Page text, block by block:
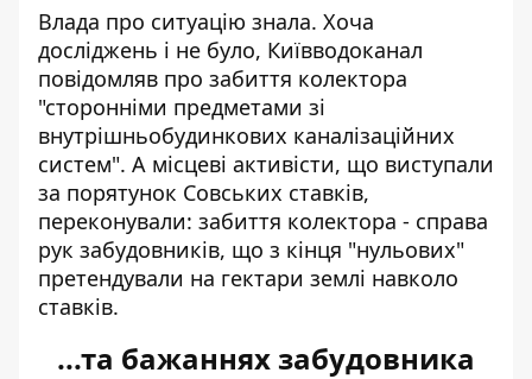
Влада про ситуацію знала. Хоча
досліджень і не було, Київводоканал
повідомляв про забиття колектора
"сторонніми предметами зі
внутрішньобудинкових каналізаційних
систем". А місцеві активісти, що виступали
за порятунок Совських ставків,
переконували: забиття колектора - справа
рук забудовників, що з кінця "нульових"
претендували на гектари землі навколо
ставків.
...та бажаннях забудовника